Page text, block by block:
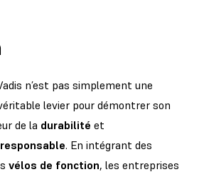
n’est pas simplement une
levier pour démontrer son
de la durabilité et
. En intégrant des
vélos de fonction, les entreprises